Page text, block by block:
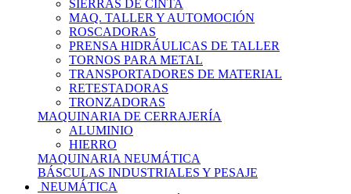
SIERRAS DE CINTA
MAQ. TALLER Y AUTOMOCIÓN
ROSCADORAS
PRENSA HIDRÁULICAS DE TALLER
TORNOS PARA METAL
TRANSPORTADORES DE MATERIAL
RETESTADORAS
TRONZADORAS
MAQUINARIA DE CERRAJERÍA
ALUMINIO
HIERRO
MAQUINARIA NEUMÁTICA
BÁSCULAS INDUSTRIALES Y PESAJE
NEUMÁTICA